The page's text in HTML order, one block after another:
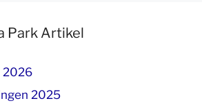
Park Artikel
2026
2025